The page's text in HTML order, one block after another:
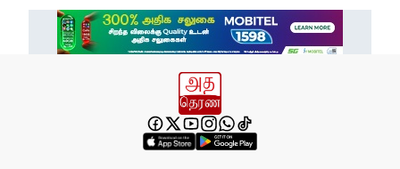
இது அதனுடன் சம்பந்தப்பட்ட கேள்விதான்
பல மாணவர்களின் எதிர்காலம்
நாசமாகிறது!